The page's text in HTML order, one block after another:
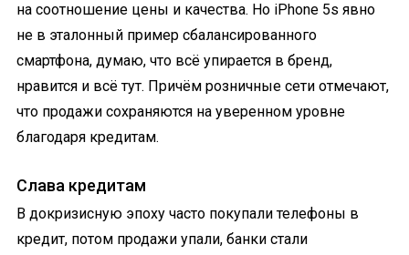
на соотношение цены и качества. Но iPhone 5s явно
не в эталонный пример сбалансированного
смартфона, думаю, что всё упирается в бренд,
нравится и всё тут. Причём розничные сети отмечают,
что продажи сохраняются на уверенном уровне
благодаря кредитам.
Слава кредитам
В докризисную эпоху часто покупали телефоны в
кредит, потом продажи упали, банки стали